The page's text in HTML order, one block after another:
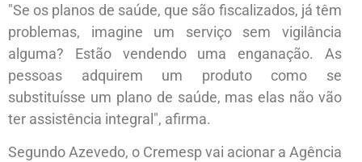
"Se os planos de saúde, que são fiscalizados, já têm
problemas, imagine um serviço sem vigilância
alguma? Estão vendendo uma enganação. As
pessoas adquirem um produto como se
substituísse um plano de saúde, mas elas não vão
ter assistência integral", afirma.
Segundo Azevedo, o Cremesp vai acionar a Agência